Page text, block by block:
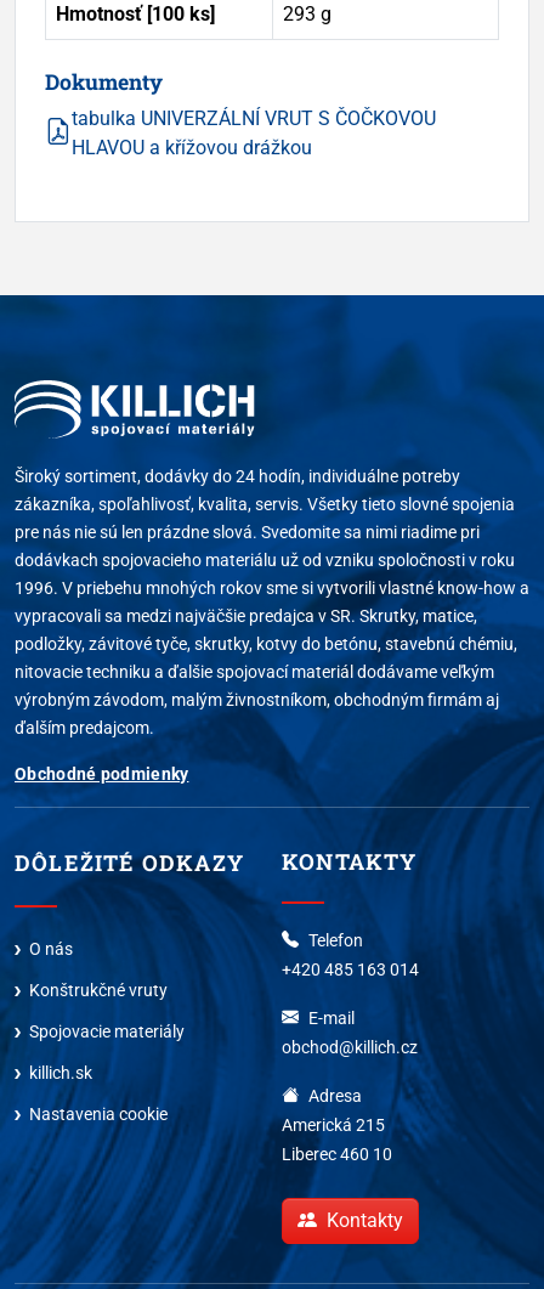
Hmotnosť [100 ks] 293 g
Dokumenty
tabulka UNIVERZÁLNÍ VRUT S ČOČKOVOU
HLAVOU a křížovou drážkou
Široký sortiment, dodávky do 24 hodín, individuálne potreby
zákazníka, spoľahlivosť, kvalita, servis. Všetky tieto slovné spojenia
pre nás nie sú len prázdne slová. Svedomite sa nimi riadime pri
dodávkach spojovacieho materiálu už od vzniku spoločnosti v roku
1996. V priebehu mnohých rokov sme si vytvorili vlastné know-how a
vypracovali sa medzi najväčšie predajca v SR. Skrutky, matice,
podložky, závitové tyče, skrutky, kotvy do betónu, stavebnú chémiu,
nitovacie techniku a ďalšie spojovací materiál dodávame veľkým
výrobným závodom, malým živnostníkom, obchodným firmám aj
ďalším predajcom.
Obchodné podmienky
DÔLEŽITÉ ODKAZY
O nás
Konštrukčné vruty
Spojovacie materiály
killich.sk
Nastavenia cookie
KONTAKTY
Telefon
+420 485 163 014
E-mail
obchod@killich.cz
Adresa
Americká 215
Liberec 460 10
Kontakty